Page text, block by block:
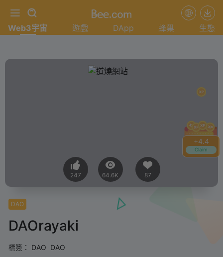
+4.4
Claim
Web3宇宙 遊戲 DApp 蜂巢 生態
247 64.6K 87
DAO
DAOrayaki
標簽： DAO DAO